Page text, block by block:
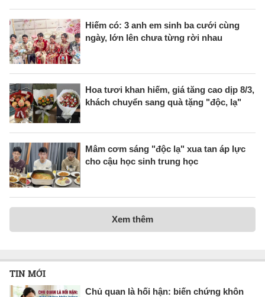
Hiếm có: 3 anh em sinh ba cưới cùng
ngày, lớn lên chưa từng rời nhau
Hoa tươi khan hiếm, giá tăng cao dịp 8/3,
khách chuyển sang quà tặng "độc, lạ"
Mâm cơm sáng "độc lạ" xua tan áp lực
cho cậu học sinh trung học
Xem thêm
TIN MỚI
Chủ quan là hối hận: biến chứng khôn